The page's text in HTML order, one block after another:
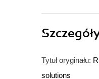
Tytuł oryginału:
solutions